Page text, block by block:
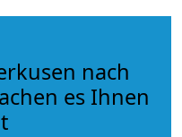
nach
es Ihnen